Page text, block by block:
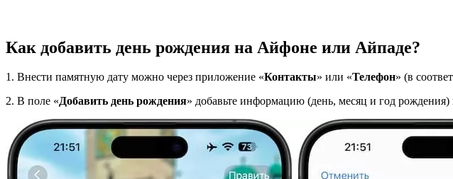
Как добавить день рождения на Айфоне или Айпаде?
1. Внести памятную дату можно через приложение «Контакты» или «Телефон» (в
2. В поле «Добавить день рождения» добавьте информацию (день, месяц и год